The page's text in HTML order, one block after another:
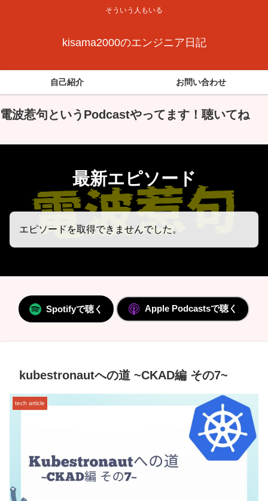
そういう人もいる
kisama2000のエンジニア日記
自己紹介 お問い合わせ
電波惹句というPodcastやってます！聴いてね
最新エピソード
エピソードを取得できませんでした。
Spotifyで聴く Apple Podcastsで聴く
kubestronautへの道 ~CKAD編 その7~
tech article